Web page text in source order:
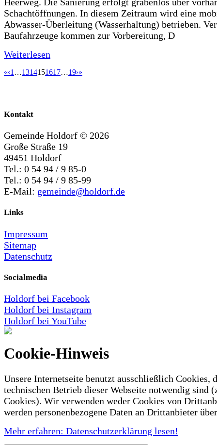
Schachtöffnungen. In diesem Zeitraum wird eine
Abwasser-Überleitung (Wasserhaltung) betrieben.
Baufahrzeuge kommen zur Vorbereitung, D
Weiterlesen
«‹1 …1314151617…19›»
Kontakt
Gemeinde Holdorf © 2026
Große Straße 19
49451 Holdorf
Tel.: 0 54 94 / 9 85-0
Tel.: 0 54 94 / 9 85-99
E-Mail: gemeinde@holdorf.de
Links
Impressum
Sitemap
Datenschutz
Socialmedia
Holdorf bei Facebook
Holdorf bei Instagram
Holdorf bei YouTube
Cookie-Hinweis
Unsere Internetseite benutzt ausschließlich Cookies,
technischen Betrieb dieser Webseite notwendig sind
Cookies). Wir verwenden weder Cookies von
werden personenbezogene Daten an Drittanbieter
Mehr erfahren: Datenschutzerklärung lesen!